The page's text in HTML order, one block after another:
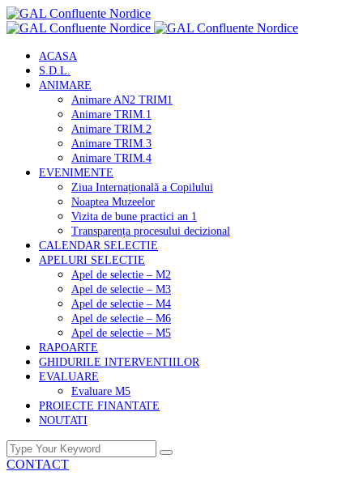
ACASA
S.D.L.
ANIMARE
Animare AN2 TRIM1
Animare TRIM.1
Animare TRIM.2
Animare TRIM.3
Animare TRIM.4
EVENIMENTE
Ziua Internațională a Copilului
Noaptea Muzeelor
Vizita de bune practici an 1
Transparența procesului decizional
CALENDAR SELECTIE
APELURI SELECTIE
Apel de selectie – M2
Apel de selectie – M3
Apel de selectie – M4
Apel de selectie – M6
Apel de selectie – M5
RAPOARTE
GHIDURILE INTERVENTIILOR
EVALUARE
Evaluare M5
PROIECTE FINANTATE
NOUTATI
CONTACT